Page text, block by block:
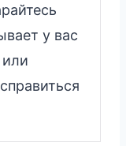
у вас
или